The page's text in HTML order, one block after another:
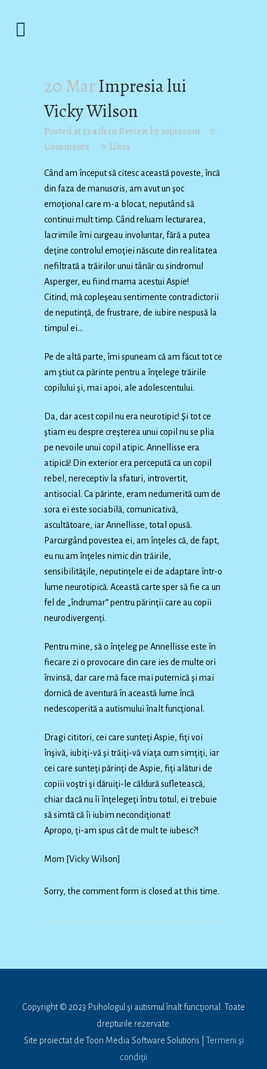
20 MarImpresia lui
Vicky Wilson
Posted at 13:42hinReviewbyaspieroot
0
Comments
0 Likes
Când am început să citesc această poveste, încă
din faza de manuscris, am avut un şoc
emoţional care m-a blocat, neputând să
continui mult timp. Când reluam lecturarea,
lacrimile îmi curgeau involuntar, fără a putea
deţine controlul emoţiei născute din realitatea
nefiltrată a trăirilor unui tânăr cu sindromul
Asperger, eu fiind mama acestui Aspie!
Citind, mă copleşeau sentimente contradictorii
de neputinţă, de frustrare, de iubire nespusă la
timpul ei…
Pe de altă parte, îmi spuneam că am făcut tot ce
am ştiut ca părinte pentru a înţelege trăirile
copilului şi, mai apoi, ale adolescentului.
Da, dar acest copil nu era neurotipic! Şi tot ce
ştiam eu despre creşterea unui copil nu se plia
pe nevoile unui copil atipic. Annellisse era
atipică! Din exterior era percepută ca un copil
rebel, nereceptiv la sfaturi, introvertit,
antisocial. Ca părinte, eram nedumerită cum de
sora ei este sociabilă, comunicativă,
ascultătoare, iar Annellisse, total opusă.
Parcurgând povestea ei, am înţeles că, de fapt,
eu nu am înţeles nimic din trăirile,
sensibilităţile, neputinţele ei de adaptare într-o
lume neurotipică. Această carte sper să fie ca un
fel de „îndrumar“ pentru părinţii care au copii
neurodivergenţi.
Pentru mine, să o înţeleg pe Annellisse este în
fiecare zi o provocare din care ies de multe ori
învinsă, dar care mă face mai puternică şi mai
dornică de aventură în această lume încă
nedescoperită a autismului înalt funcţional.
Dragi cititori, cei care sunteţi Aspie, fiţi voi
înşivă, iubiţi-vă şi trăiţi-vă viaţa cum simţiţi, iar
cei care sunteţi părinţi de Aspie, fiţi alături de
copiii voştri şi dăruiţi-le căldură sufletească,
chiar dacă nu îi înţelegeţi întru totul, ei trebuie
să simtă că îi iubim necondiţionat!
Apropo, ţi-am spus cât de mult te iubesc?!
Mom [Vicky Wilson]
Sorry, the comment form is closed at this time.
Copyright © 2023 Psihologul şi autismul înalt funcţional. Toate
drepturile rezervate.
Site proiectat de Toon Media Software Solutions | Termeni şi
condiţii